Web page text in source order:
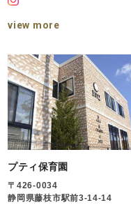
view more
プティ保育園
〒426-0034
静岡県藤枝市駅前3-14-14